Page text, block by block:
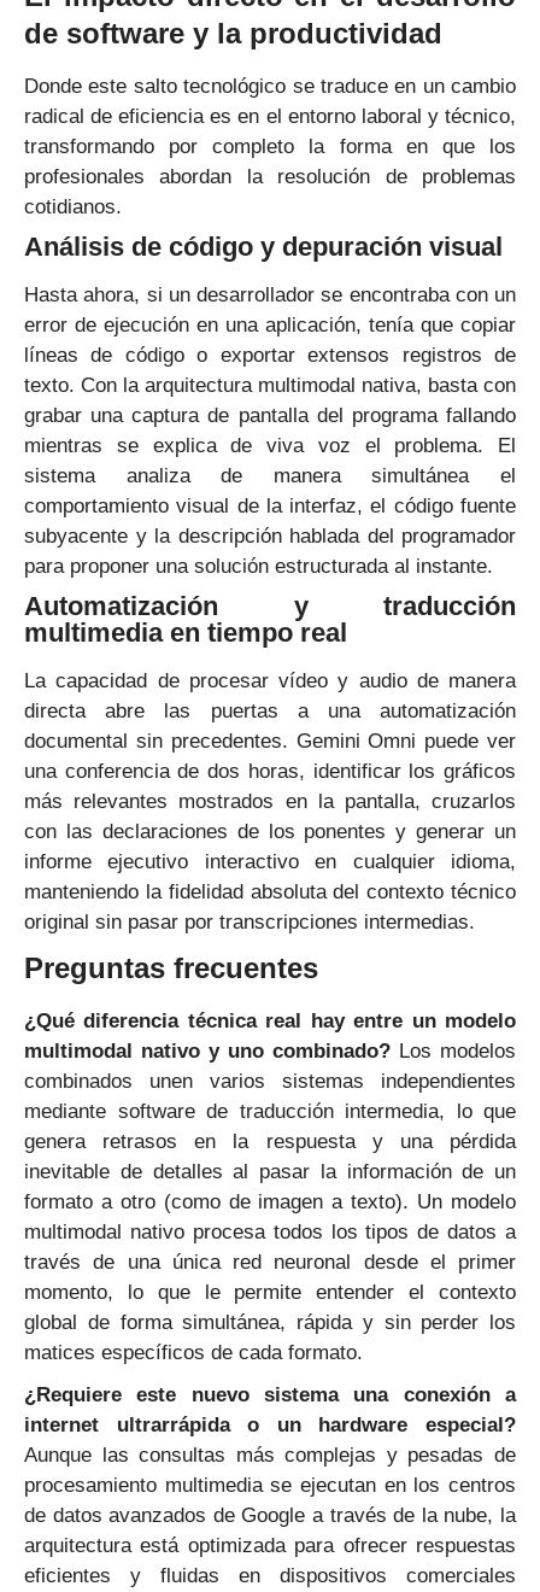
de software y la productividad
Donde este salto tecnológico se traduce en un cambio
radical de eficiencia es en el entorno laboral y técnico,
transformando por completo la forma en que los
profesionales abordan la resolución de problemas
cotidianos.
Análisis de código y depuración visual
Hasta ahora, si un desarrollador se encontraba con un
error de ejecución en una aplicación, tenía que copiar
líneas de código o exportar extensos registros de
texto. Con la arquitectura multimodal nativa, basta con
grabar una captura de pantalla del programa fallando
mientras se explica de viva voz el problema. El
sistema analiza de manera simultánea el
comportamiento visual de la interfaz, el código fuente
subyacente y la descripción hablada del programador
para proponer una solución estructurada al instante.
Automatización y traducción
multimedia en tiempo real
La capacidad de procesar vídeo y audio de manera
directa abre las puertas a una automatización
documental sin precedentes. Gemini Omni puede ver
una conferencia de dos horas, identificar los gráficos
más relevantes mostrados en la pantalla, cruzarlos
con las declaraciones de los ponentes y generar un
informe ejecutivo interactivo en cualquier idioma,
manteniendo la fidelidad absoluta del contexto técnico
original sin pasar por transcripciones intermedias.
Preguntas frecuentes
¿Qué diferencia técnica real hay entre un modelo
multimodal nativo y uno combinado? Los modelos
combinados unen varios sistemas independientes
mediante software de traducción intermedia, lo que
genera retrasos en la respuesta y una pérdida
inevitable de detalles al pasar la información de un
formato a otro (como de imagen a texto). Un modelo
multimodal nativo procesa todos los tipos de datos a
través de una única red neuronal desde el primer
momento, lo que le permite entender el contexto
global de forma simultánea, rápida y sin perder los
matices específicos de cada formato.
¿Requiere este nuevo sistema una conexión a
internet ultrarrápida o un hardware especial?
Aunque las consultas más complejas y pesadas de
procesamiento multimedia se ejecutan en los centros
de datos avanzados de Google a través de la nube, la
arquitectura está optimizada para ofrecer respuestas
eficientes y fluidas en dispositivos comerciales